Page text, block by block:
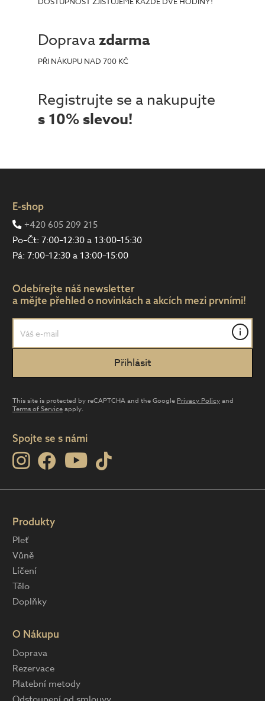
Dopravazdarma
PŘI NÁKUPU NAD 700 KČ
Registrujte se a nakupujte
s 10% slevou!
E-shop
+420 605 209 215
Po–Čt: 7:00–12:30 a 13:00–15:30
Pá: 7:00–12:30 a 13:00–15:00
Odebírejte náš newsletter
a mějte přehled o novinkách a akcích mezi prvními!
i
This site is protected by reCAPTCHA and the Google Privacy Policyand
Terms of Serviceapply.
Spojte se s námi
Produkty
Pleť
Vůně
Líčení
Tělo
Doplňky
O Nákupu
Doprava
Rezervace
Platební metody